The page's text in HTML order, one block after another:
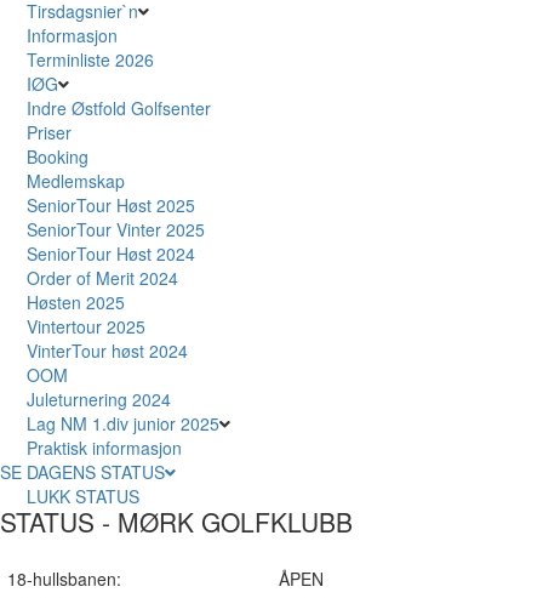
Tirsdagsnier`n
Informasjon
Terminliste 2026
IØG
Indre Østfold Golfsenter
Priser
Booking
Medlemskap
SeniorTour Høst 2025
SeniorTour Vinter 2025
SeniorTour Høst 2024
Order of Merit 2024
Høsten 2025
Vintertour 2025
VinterTour høst 2024
OOM
Juleturnering 2024
Lag NM 1.div junior 2025
Praktisk informasjon
SE DAGENS STATUS
LUKK STATUS
STATUS - MØRK GOLFKLUBB
18-hullsbanen:
ÅPEN